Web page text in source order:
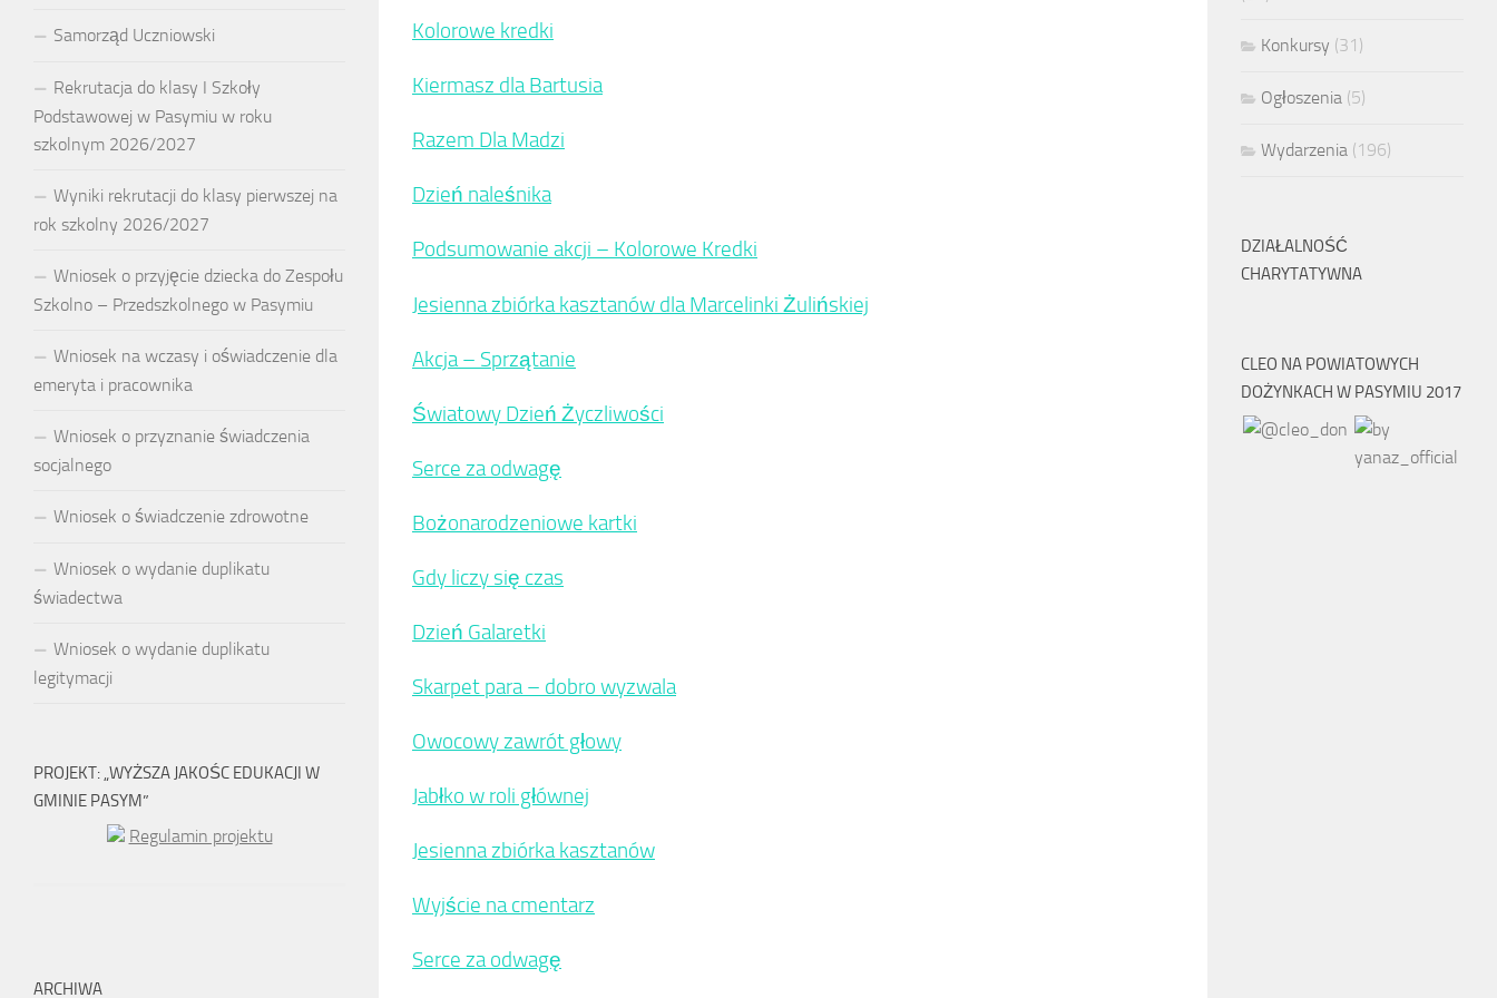
Kolorowe kredki
Kiermasz dla Bartusia
Razem Dla Madzi
Dzień naleśnika
Podsumowanie akcji – Kolorowe Kredki
Jesienna zbiórka kasztanów dla Marcelinki Żulińskiej
Akcja – Sprzątanie
Światowy Dzień Życzliwości
Serce za odwagę
Bożonarodzeniowe kartki
Gdy liczy się czas
Dzień Galaretki
Skarpet para – dobro wyzwala
Owocowy zawrót głowy
Jabłko w roli głównej
Jesienna zbiórka kasztanów
Wyjście na cmentarz
Serce za odwagę
Samorząd Uczniowski
Rekrutacja do klasy I Szkoły
Podstawowej w Pasymiu w roku
szkolnym 2026/2027
Wyniki rekrutacji do klasy pierwszej na
rok szkolny 2026/2027
Wniosek o przyjęcie dziecka do Zespołu
Szkolno – Przedszkolnego w Pasymiu
Wniosek na wczasy i oświadczenie dla
emeryta i pracownika
Wniosek o przyznanie świadczenia
socjalnego
Wniosek o świadczenie zdrowotne
Wniosek o wydanie duplikatu
świadectwa
Wniosek o wydanie duplikatu
legitymacji
PROJEKT: „WYŻSZA JAKOŚC EDUKACJI W
GMINIE PASYM”
Regulamin projektu
ARCHIWA
Konkursy (31)
Ogłoszenia (5)
Wydarzenia (196)
DZIAŁALNOŚĆ
CHARYTATYWNA
CLEO NA POWIATOWYCH
DOŻYNKACH W PASYMIU 2017